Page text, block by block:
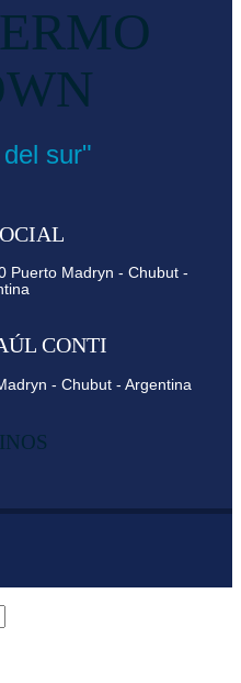
sur"
Puerto Madryn - Chubut -
CONTI
- Chubut - Argentina